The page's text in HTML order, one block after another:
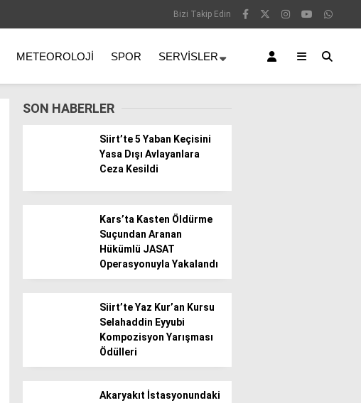
Bizi Takip Edin
METEOROLOJI SPOR SERVISLER
SON HABERLER
Siirt’te 5 Yaban Keçisini
Yasa Dışı Avlayanlara
Ceza Kesildi
Kars’ta Kasten Öldürme
Suçundan Aranan
Hükümlü JASAT
Operasyonuyla Yakalandı
Siirt’te Yaz Kur’an Kursu
Selahaddin Eyyubi
Kompozisyon Yarışması
Ödülleri
Akaryakıt İstasyonundaki